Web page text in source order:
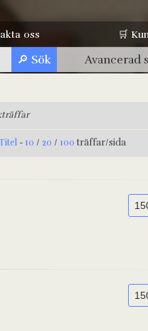
oss 🛒
Avancerad
- 10 / 20 / 100 träffar/sida